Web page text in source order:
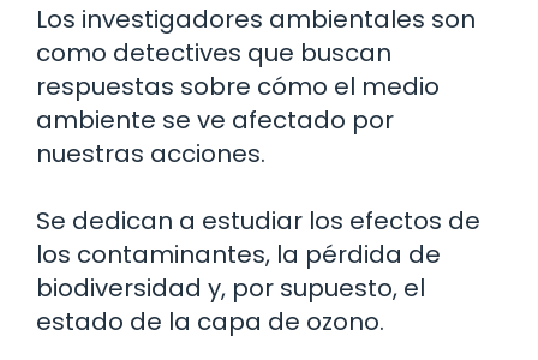
Los investigadores ambientales son
como detectives que buscan
respuestas sobre cómo el medio
ambiente se ve afectado por
nuestras acciones.
Se dedican a estudiar los efectos de
los contaminantes, la pérdida de
biodiversidad y, por supuesto, el
estado de la capa de ozono.